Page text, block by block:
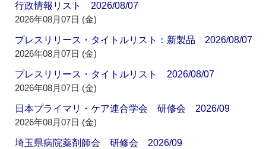
行政情報リスト 2026/08/07
2026年08月07日 (金)
プレスリリース・タイトルリスト：新製品 2026/08/07
2026年08月07日 (金)
プレスリリース・タイトルリスト 2026/08/07
2026年08月07日 (金)
日本プライマリ・ケア連合学会 研修会 2026/09
2026年08月07日 (金)
埼玉県病院薬剤師会 研修会 2026/09